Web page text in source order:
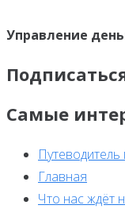
записям
Управление
Самые
Главная
Что нас ждёт